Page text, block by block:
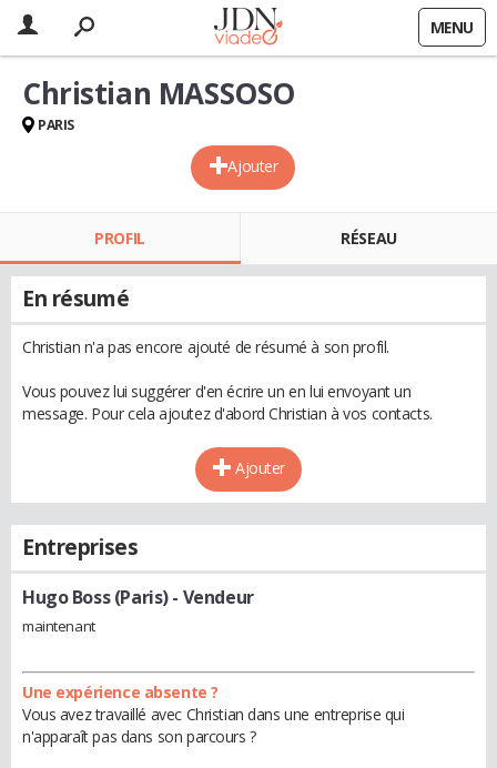
MENU
Ajouter
Christian MASSOSO
PARIS
PROFIL RÉSEAU
En résumé
Christian n'a pas encore ajouté de résumé à son profil.
Vous pouvez lui suggérer d'en écrire un en lui envoyant un
message. Pour cela ajoutez d'abord Christian à vos contacts.
Ajouter
Entreprises
Hugo Boss (Paris)- Vendeur
maintenant
Une expérience absente ?
Vous avez travaillé avec Christian dans une entreprise qui
n'apparaît pas dans son parcours ?